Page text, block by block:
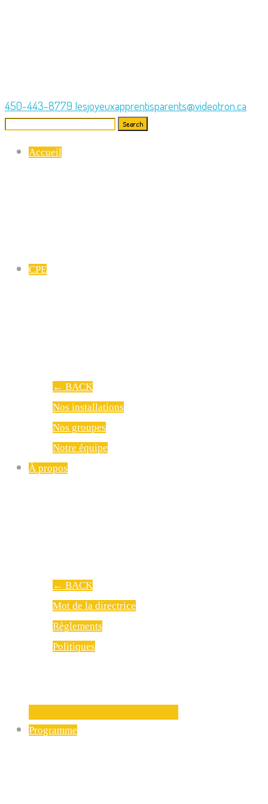
450-443-8779 lesjoyeuxapprentisparents@videotron.ca
Search
Accueil
CPE
← BACK
Nos installations
Nos groupes
Notre équipe
À propos
← BACK
Mot de la directrice
Règlements
Politiques
Programme